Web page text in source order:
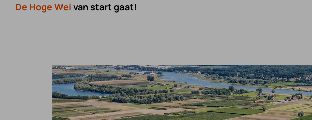
Interieurbouw
Mantelzorgwoningen
De Hoge Wei van start gaat!